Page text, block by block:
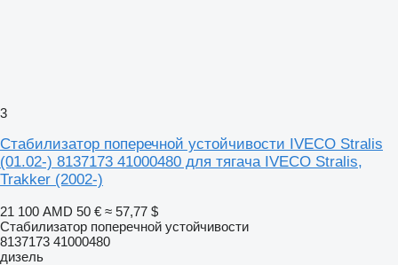
3
Стабилизатор поперечной устойчивости IVECO Stralis
(01.02-) 8137173 41000480 для тягача IVECO Stralis,
Trakker (2002-)
21 100 AMD 50 € ≈ 57,77 $
Стабилизатор поперечной устойчивости
8137173 41000480
дизель